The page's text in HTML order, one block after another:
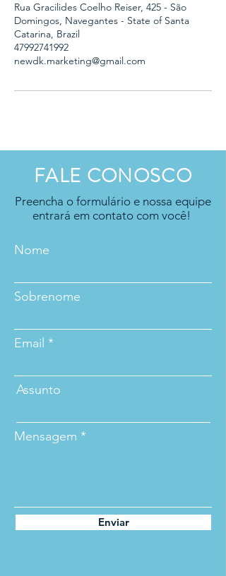
Rua Gracilides Coelho Reiser, 425 - São
Domingos, Navegantes - State of Santa
Catarina, Brazil
47992741992
newdk.marketing@gmail.com
FALE CONOSCO
Preencha o formulário e nossa equipe
entrará em contato com você!
Nome
Sobrenome
Email
Assunto
Mensagem
Enviar